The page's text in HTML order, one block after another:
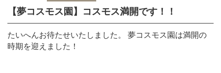
【夢コスモス園】コスモス満開です！！
たいへんお待たせいたしました。 夢コスモス園は満開の
時期を迎えました！